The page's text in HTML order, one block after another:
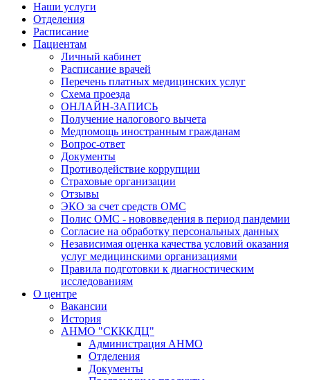
Наши услуги
Отделения
Расписание
Пациентам
Личный кабинет
Расписание врачей
Перечень платных медицинских услуг
Схема проезда
ОНЛАЙН-ЗАПИСЬ
Получение налогового вычета
Медпомощь иностранным гражданам
Вопрос-ответ
Документы
Противодействие коррупции
Страховые организации
Отзывы
ЭКО за счет средств ОМС
Полис ОМС - нововведения в период пандемии
Согласие на обработку персональных данных
Независимая оценка качества условий оказания
услуг медицинскими организациями
Правила подготовки к диагностическим
исследованиям
О центре
Вакансии
История
АНМО "СКККДЦ"
Администрация АНМО
Отделения
Документы